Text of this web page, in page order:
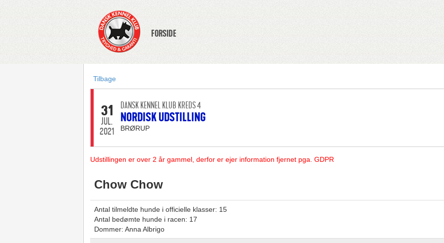
FORSIDE
Tilbage
31
JUL.
2021
DANSK KENNEL KLUB KREDS 4
NORDISK UDSTILLING
BRØRUP
Udstillingen er over 2 år gammel, derfor er ejer information fjernet pga. GDPR
Chow Chow
Antal tilmeldte hunde i officielle klasser: 15
Antal bedømte hunde i racen: 17
Dommer: Anna Albrigo